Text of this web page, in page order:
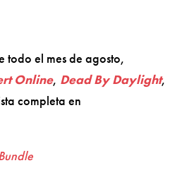
todo el mes de agosto,
Online, Dead By Daylight,
completa en